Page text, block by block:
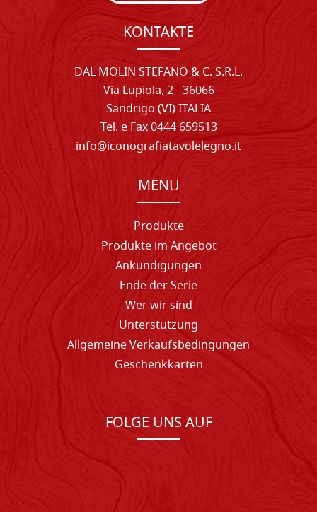
KONTAKTE
DAL MOLIN STEFANO & C. S.R.L.
Via Lupiola, 2 - 36066
Sandrigo (VI) ITALIA
Tel. e Fax 0444 659513
info@iconografiatavolelegno.it
MENU
Produkte
Produkte im Angebot
Ankündigungen
Ende der Serie
Wer wir sind
Unterstutzung
Allgemeine Verkaufsbedingungen
Geschenkkarten
FOLGE UNS AUF